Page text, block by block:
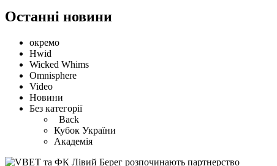
Останні новини
окремо
Hwid
Wicked Whims
Omnisphere
Video
Новини
Без категорії
Back
Кубок України
Академія